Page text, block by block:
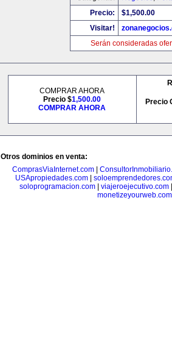
Precio:
$1,500.00
Visitar!
Serán consideradas
COMPRAR AHORA
Precio $1,500.00
COMPRAR AHORA
Precio
Otros dominios en venta:
ComprasViaInternet.com
USApropiedades.com
soloprogramacion.com
viajeroejecutivo.com
monetizeyourweb.com